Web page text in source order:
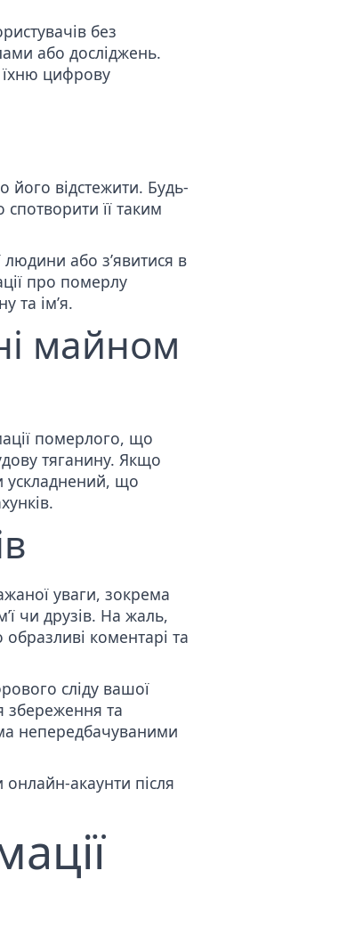
без
або досліджень.
їхню цифрову
його відстежити. Будь-
її таким
або з’явитися в
про померлу
та ім’я.
майном
померлого, що
тяганину. Якщо
ускладнений, що
уваги, зокрема
чи друзів. На жаль,
коментарі та
сліду вашої
збереження та
непередбачуваними
акаунти після